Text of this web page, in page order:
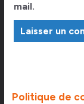
mail.
Politique de